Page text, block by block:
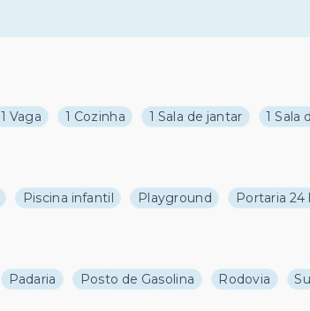
1 Vaga 1 Cozinha 1 Sala de jantar 1 Sala
Piscina infantil Playground Portaria 24
Padaria Posto de Gasolina Rodovia